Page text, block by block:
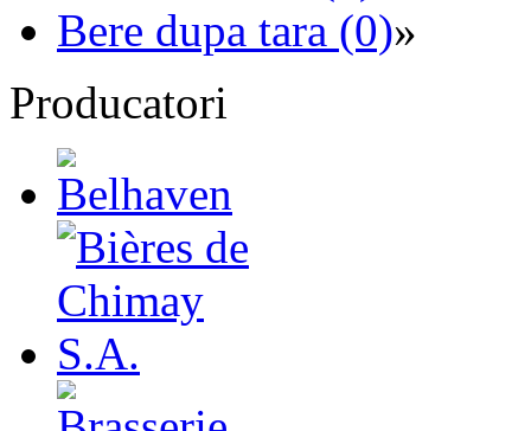
Bere dupa tara (0)»
Producatori